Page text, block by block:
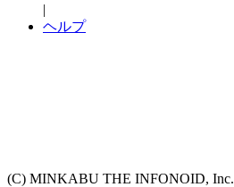
|
ヘルプ
(C) MINKABU THE INFONOID, Inc.